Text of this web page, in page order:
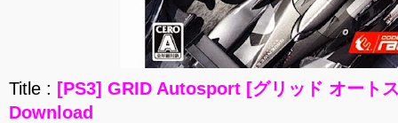
Title : [PS3] GRID Autosport [グリッド オート
Download